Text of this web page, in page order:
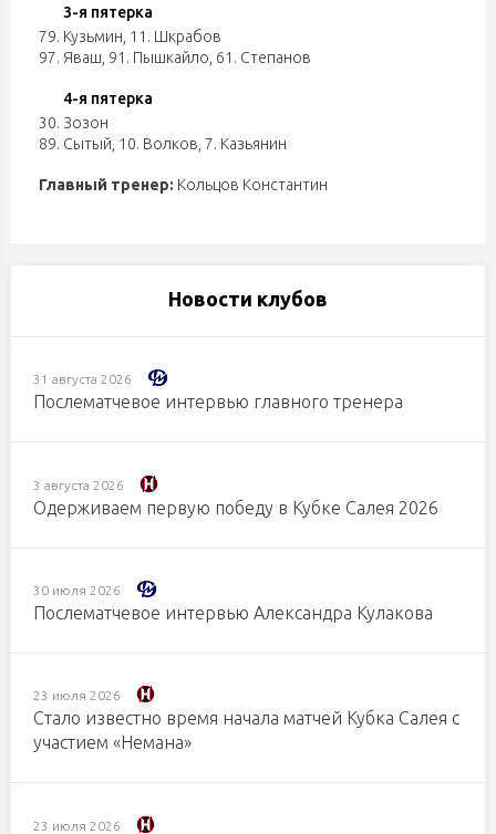
3-я пятерка
79. Кузьмин 11. Шкрабов
97. Яваш 91. Пышкайло 61. Степанов
4-я пятерка
30. Зозон
89. Сытый 10. Волков 7. Казьянин
Главный тренер: Кольцов Константин
Новости клубов
31 августа 2026
Послематчевое интервью главного тренера
3 августа 2026
Одерживаем первую победу в Кубке Салея 2026
30 июля 2026
Послематчевое интервью Александра Кулакова
23 июля 2026
Стало известно время начала матчей Кубка Салея с
участием «Немана»
23 июля 2026